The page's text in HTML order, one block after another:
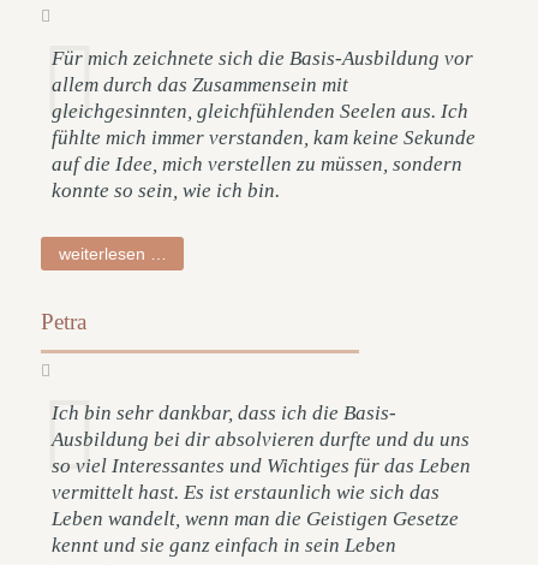
Für mich zeichnete sich die Basis-Ausbildung vor
allem durch das Zusammensein mit
gleichgesinnten, gleichfühlenden Seelen aus. Ich
fühlte mich immer verstanden, kam keine Sekunde
auf die Idee, mich verstellen zu müssen, sondern
konnte so sein, wie ich bin.
weiterlesen …
Petra
Ich bin sehr dankbar, dass ich die Basis-
Ausbildung bei dir absolvieren durfte und du uns
so viel Interessantes und Wichtiges für das Leben
vermittelt hast. Es ist erstaunlich wie sich das
Leben wandelt, wenn man die Geistigen Gesetze
kennt und sie ganz einfach in sein Leben